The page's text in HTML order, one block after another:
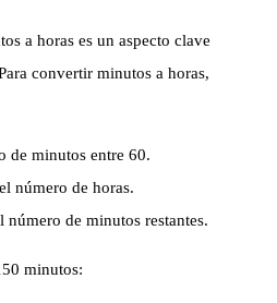
a horas es un aspecto clave
convertir minutos a horas,
de minutos entre 60.
número de horas.
número de minutos restantes.
minutos: